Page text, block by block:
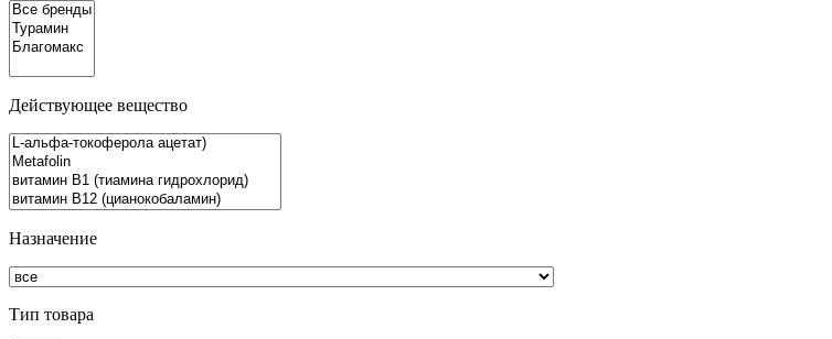
Действующее вещество
Назначение
Тип товара